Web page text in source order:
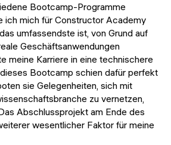
Bootcamp-Programme
ich mich für Constructor Academy
umfassendste ist, von Grund auf
Geschäftsanwendungen
meine Karriere in eine technischere
Bootcamp schien dafür perfekt
sie Gelegenheiten, sich mit
zu vernetzen,
Abschlussprojekt am Ende des
wesentlicher Faktor für meine